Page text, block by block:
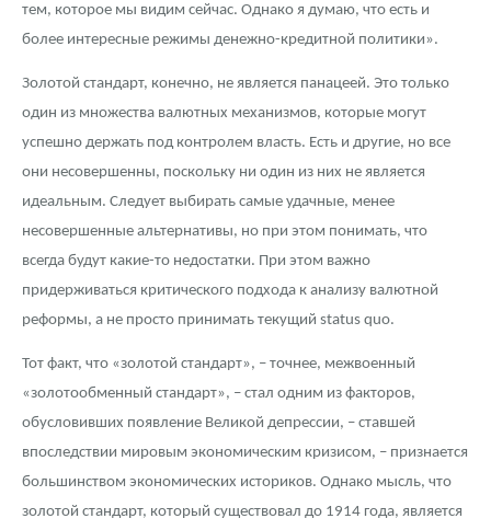
тем, которое мы видим сейчас. Однако я думаю, что есть и
более интересные режимы денежно-кредитной политики».
Золотой стандарт, конечно, не является панацеей. Это только
один из множества валютных механизмов, которые могут
успешно держать под контролем власть. Есть и другие, но все
они несовершенны, поскольку ни один из них не является
идеальным. Следует выбирать самые удачные, менее
несовершенные альтернативы, но при этом понимать, что
всегда будут какие-то недостатки. При этом важно
придерживаться критического подхода к анализу валютной
реформы, а не просто принимать текущий status quo.
Тот факт, что «золотой стандарт», – точнее, межвоенный
«золотообменный стандарт», – стал одним из факторов,
обусловивших появление Великой депрессии, – ставшей
впоследствии мировым экономическим кризисом, – признается
большинством экономических историков. Однако мысль, что
золотой стандарт, который существовал до 1914 года, является